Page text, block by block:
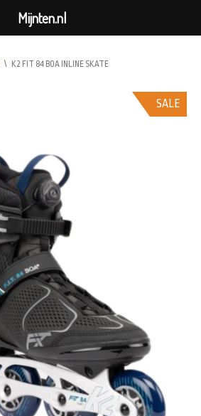
\ K2 FIT 84 BOA INLINE SKATE
SALE
Mijnten.nl